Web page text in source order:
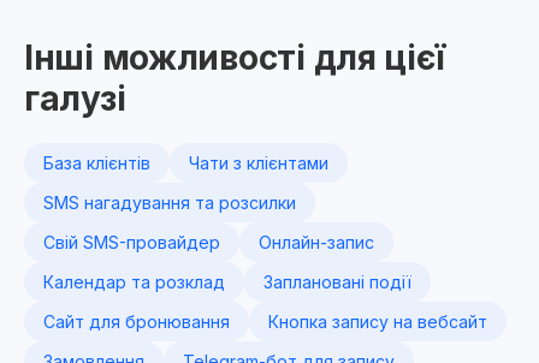
Інші можливості для цієї
галузі
База клієнтів
Чати з клієнтами
SMS нагадування та розсилки
Свій SMS-провайдер
Онлайн-запис
Календар та розклад
Заплановані події
Сайт для бронювання
Кнопка запису на вебсайт